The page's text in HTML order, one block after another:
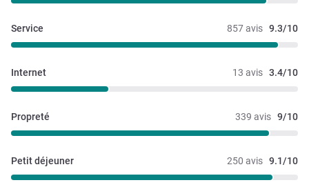
857 avis 9.3/10
Service
13 avis 3.4/10
Internet
339 avis 9/10
Propreté
250 avis 9.1/10
Petit déjeuner